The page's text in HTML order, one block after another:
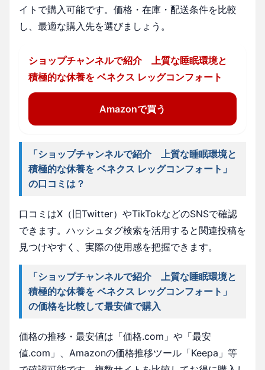
イトで購入可能です。価格・在庫・配送条件を比較
し、最適な購入先を選びましょう。
ショップチャンネルで紹介 上質な睡眠環境と
積極的な休養を ベネクス レッグコンフォート
Amazonで買う
「ショップチャンネルで紹介 上質な睡眠環境と
積極的な休養を ベネクス レッグコンフォート」
の口コミは？
口コミはX（旧Twitter）やTikTokなどのSNSで確認
できます。ハッシュタグ検索を活用すると関連投稿を
見つけやすく、実際の使用感を把握できます。
「ショップチャンネルで紹介 上質な睡眠環境と
積極的な休養を ベネクス レッグコンフォート」
の価格を比較して最安値で購入
価格の推移・最安値は「価格.com」や「最安
値.com」、Amazonの価格推移ツール「Keepa」等